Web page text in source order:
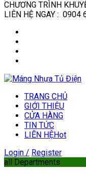
CHƯƠNG TRÌNH
LIÊN HỆ NGAY : 0904
TRANG CHỦ
GIỚI THIỆU
CỬA HÀNG
TIN TỨC
LIÊN HỆHot
Login / Register
all Departments